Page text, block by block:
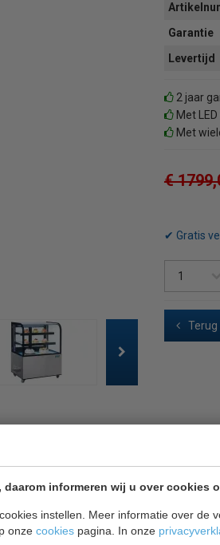
informeren wij u over cookies
instellen. Meer informatie over de
onze cookies pagina. In onze
Garantie
Levertijd
2 jaar
Met
Met
€
✔ Gratis
en andere verse
Voedsel kan
is de vitrine